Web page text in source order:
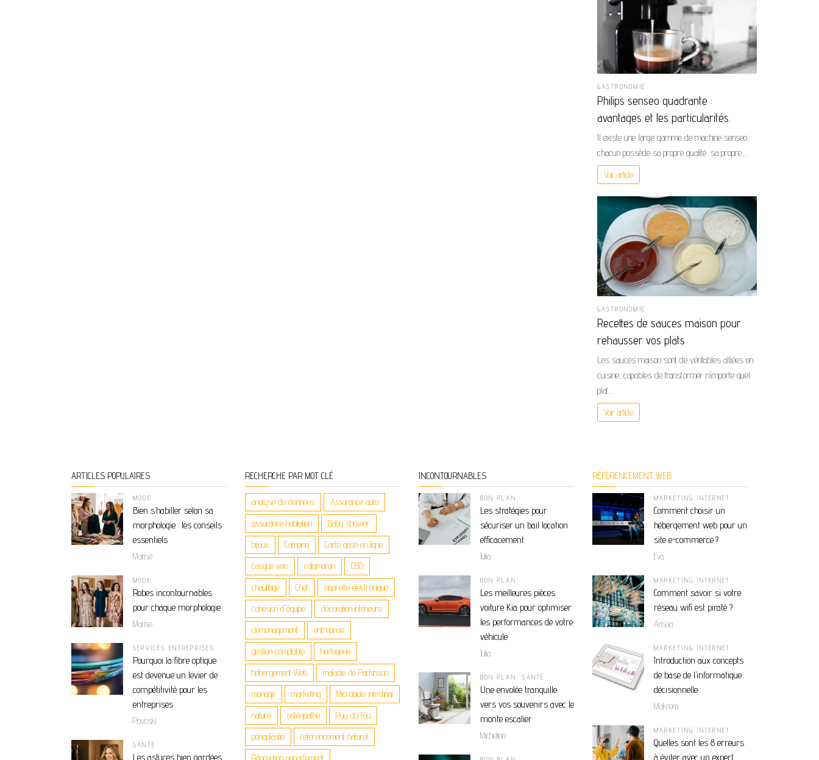
GASTRONOMIE
Philips senseo quadrante :
avantages et les particularités.
Il existe une large gamme de machine senseo,
chacun possède sa propre qualité, sa propre…
Voir article
GASTRONOMIE
Recettes de sauces maison pour
rehausser vos plats
Les sauces maison sont de véritables alliées en
cuisine, capables de transformer n’importe quel
plat…
Voir article
ARTICLES POPULAIRES
MODE
Bien s’habiller selon sa
morphologie : les conseils
essentiels
Marise
MODE
Robes incontournables
pour chaque morphologie
Marise
SERVICES ENTREPRISES
Pourquoi la fibre optique
est devenue un levier de
compétitivité pour les
entreprises
Povoski
SANTÉ
Les astuces bien gardées
RECHERCHE PAR MOT CLÉ
analyse de données Assurance auto
assurance habitation Baby shower
bijoux Camping Carte grise en ligne
casque velo catamaran CBD
chauffage Chef cigarette électronique
cohésion d'équipe décoration intérieure
déménagement entreprise
gestion comptable horlogerie
hébergement Web maladie de Parkinson
mariage marketing Microbiote intestinal
nature ostéopathe Puy du Fou
pénoplastie référencement naturel
Rénovation appartement
INCONTOURNABLES
BON PLAN
Les stratégies pour
sécuriser un bail location
efficacement
Julia
BON PLAN
Les meilleures pièces
voiture Kia pour optimiser
les performances de votre
véhicule
Julia
BON PLAN ,SANTÉ
Une envolée tranquille
vers vos souvenirs avec le
monte escalier
Micheline
RÉFÉRENCEMENT WEB
MARKETING INTERNET
Comment choisir un
hébergement web pour un
site e-commerce ?
Eva
MARKETING INTERNET
Comment savoir si votre
réseau wifi est piraté ?
Arisoa
MARKETING INTERNET
Introduction aux concepts
de base de l’informatique
décisionnelle
Makrem
MARKETING INTERNET
Quelles sont les 8 erreurs
à éviter avec un expert